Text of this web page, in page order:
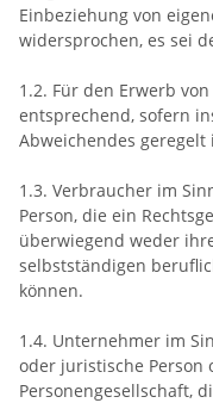
Einbeziehung von
widersprochen, es sei
1.2. Für den Erwerb
entsprechend, sofern
Abweichendes geregelt
1.3. Verbraucher im
Person, die ein
überwiegend weder
selbstständigen
können.
1.4. Unternehmer im
oder juristische Person
Personengesellschaft,